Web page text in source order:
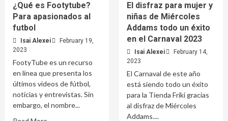
¿Qué es Footytube?
Para apasionados al
futbol
Isai Alexei
February 19,
2023
FootyTube es un recurso
en línea que presenta los
últimos videos de fútbol,
noticias y entrevistas. Sin
embargo, el nombre...
El disfraz para mujer y
niñas de Miércoles
Addams todo un éxito
en el Carnaval 2023
Isai Alexei
February 14,
2023
El Carnaval de este año
está siendo todo un éxito
para la Tienda Friki gracias
al disfraz de Miércoles
Addams....